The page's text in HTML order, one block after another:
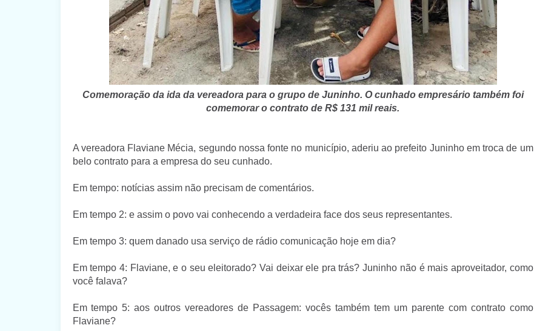
Comemoração da ida da vereadora para o grupo de Juninho. O cunhado empresário também foi
comemorar o contrato de R$ 131 mil reais.
A vereadora Flaviane Mécia, segundo nossa fonte no município, aderiu ao prefeito Juninho em troca de um
belo contrato para a empresa do seu cunhado.
Em tempo: notícias assim não precisam de comentários.
Em tempo 2: e assim o povo vai conhecendo a verdadeira face dos seus representantes.
Em tempo 3: quem danado usa serviço de rádio comunicação hoje em dia?
Em tempo 4: Flaviane, e o seu eleitorado? Vai deixar ele pra trás? Juninho não é mais aproveitador, como
você falava?
Em tempo 5: aos outros vereadores de Passagem: vocês também tem um parente com contrato como
Flaviane?